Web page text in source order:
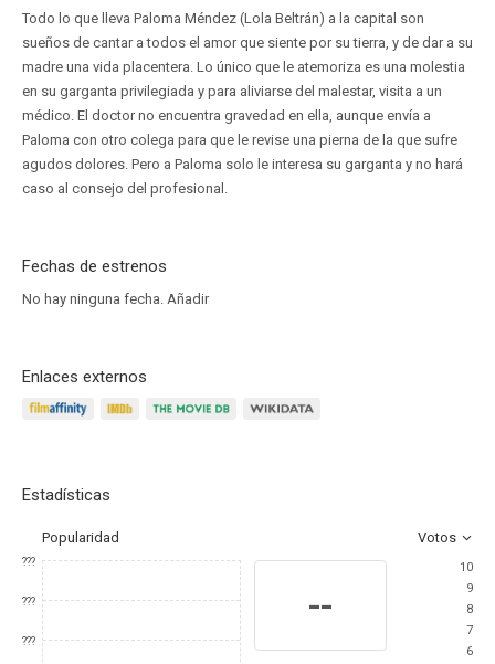
Todo lo que lleva Paloma Méndez (Lola Beltrán) a la capital son
sueños de cantar a todos el amor que siente por su tierra, y de dar a su
madre una vida placentera. Lo único que le atemoriza es una molestia
en su garganta privilegiada y para aliviarse del malestar, visita a un
médico. El doctor no encuentra gravedad en ella, aunque envía a
Paloma con otro colega para que le revise una pierna de la que sufre
agudos dolores. Pero a Paloma solo le interesa su garganta y no hará
caso al consejo del profesional.
Fechas de estrenos
No hay ninguna fecha. Añadir
Enlaces externos
Estadísticas
Popularidad Votos
???
???
???
--
10
9
8
7
6